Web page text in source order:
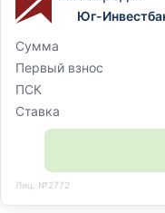
Юг-
Сумма
Первый взнос
ПСК
Ставка
Лиц. №2772